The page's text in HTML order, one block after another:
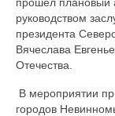
Тессен-
Тессен-
Тессен-
руководством
президента
Вячеслава
Отечества.
В мероприятии
городов